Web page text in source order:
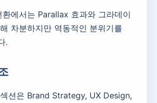
에서는 Parallax 효과와 그라데이
차분하지만 역동적인 분위기를
.
션은 Brand Strategy, UX Design,